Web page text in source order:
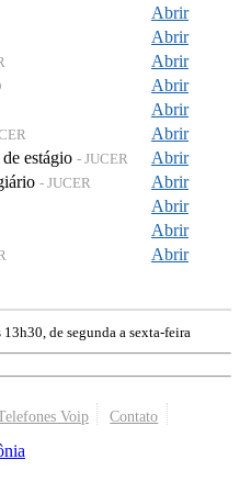
Abrir
Abrir
Abrir
Abrir
Abrir
Abrir
estágio - JUCER
Abrir
- JUCER
Abrir
Abrir
Abrir
Abrir
de segunda a sexta-feira
Voip
Contato